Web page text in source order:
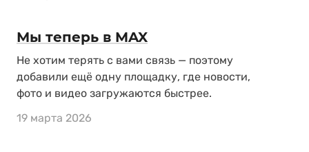
Мы теперь в MAX
Не хотим терять с вами связь — поэтому
добавили ещё одну площадку, где новости,
фото и видео загружаются быстрее.
19 марта 2026